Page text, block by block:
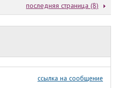
последняя страница (8)
ссылка на сообщение